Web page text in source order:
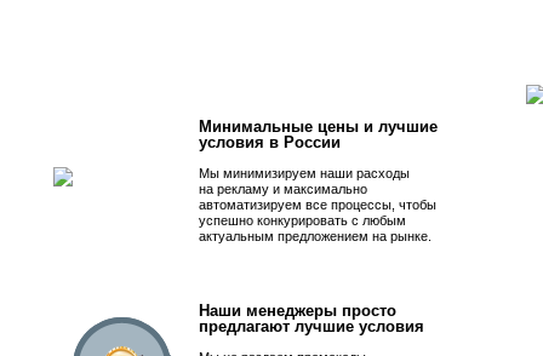
Минимальные цены и лучшие
условия в России
Мы минимизируем наши расходы
на рекламу и максимально
автоматизируем все процессы, чтобы
успешно конкурировать с любым
актуальным предложением на рынке.
Наши менеджеры просто
предлагают лучшие условия